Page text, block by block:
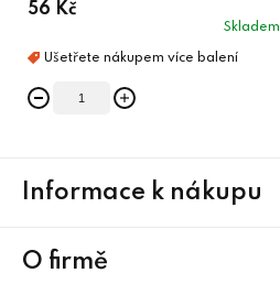
56 Kč
Skladem
Informace k nákupu
O firmě